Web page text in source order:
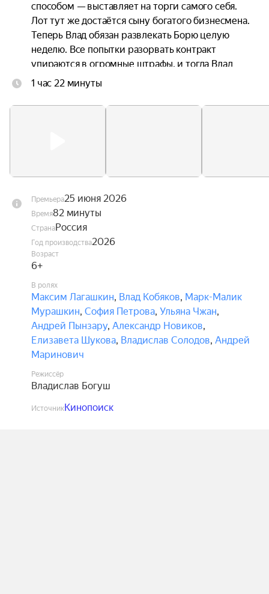
способом — выставляет на торги самого себя.
Лот тут же достаётся сыну богатого бизнесмена.
Теперь Влад обязан развлекать Борю целую
неделю. Все попытки разорвать контракт
упираются в огромные штрафы, и тогда Влад
решает как следует разозлить Борю и сделать
устраивает ему всё новые и новые испытания.
1 час 22 минуты
Премьера25 июня 2026
Время82 минуты
СтранаРоссия
Год производства2026
Возраст
6+
В ролях
Максим Лагашкин, Влад Кобяков, Марк-Малик
Мурашкин, София Петрова, Ульяна Чжан,
Андрей Пынзару, Александр Новиков,
Елизавета Шукова, Владислав Солодов, Андрей
Маринович
Режиссёр
Владислав Богуш
ИсточникКинопоиск